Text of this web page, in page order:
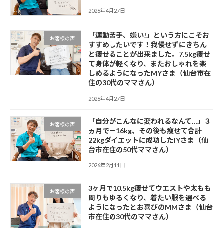
2026年4月27日
お客様の声
「運動苦手、嫌い!」という方にこそお
すすめしたいです！我慢せずにきちん
と痩せることが出来ました。7.5kg瘦せ
て身体が軽くなり、またおしゃれを楽
しめるようになったMYさま（仙台市在
住の30代のママさん）
2026年4月27日
お客様の声
「自分がこんなに変われるなんて…」３
ヵ月で－16kg、その後も痩せて合計
22kgダイエットに成功したIYさま（仙
台市在住の50代ママさん）
2026年2月11日
お客様の声
3ヶ月で10.5kg痩せてウエストや太もも
周りもゆるくなり、着たい服を選べる
ようになったとお喜びのMMさま（仙台
市在住の30代のママさん）